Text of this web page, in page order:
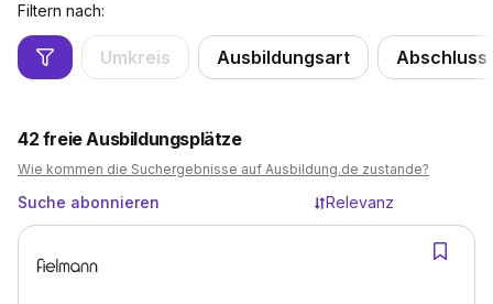
Filtern nach:
Umkreis Ausbildungsart Abschluss
42 freie Ausbildungsplätze
Wie kommen die Suchergebnisse auf Ausbildung.de zustande?
Suche abonnieren Relevanz